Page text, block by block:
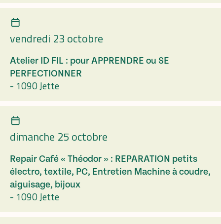
vendredi 23 octobre
Atelier ID FIL : pour APPRENDRE ou SE
PERFECTIONNER
- 1090 Jette
dimanche 25 octobre
Repair Café « Théodor » : REPARATION petits
électro, textile, PC, Entretien Machine à coudre,
aiguisage, bijoux
- 1090 Jette